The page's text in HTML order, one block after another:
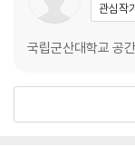
관심작
국립군산대학교 공